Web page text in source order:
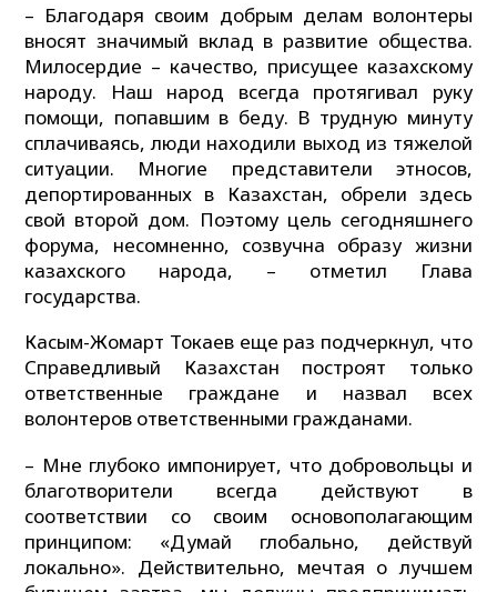
– Благодаря своим добрым делам волонтеры
вносят значимый вклад в развитие общества.
Милосердие – качество, присущее казахскому
народу. Наш народ всегда протягивал руку
помощи, попавшим в беду. В трудную минуту
сплачиваясь, люди находили выход из тяжелой
ситуации. Многие представители этносов,
депортированных в Казахстан, обрели здесь
свой второй дом. Поэтому цель сегодняшнего
форума, несомненно, созвучна образу жизни
казахского народа, – отметил Глава
государства.
Касым-Жомарт Токаев еще раз подчеркнул, что
Справедливый Казахстан построят только
ответственные граждане и назвал всех
волонтеров ответственными гражданами.
– Мне глубоко импонирует, что добровольцы и
благотворители всегда действуют в
соответствии со своим основополагающим
принципом: «Думай глобально, действуй
локально». Действительно, мечтая о лучшем